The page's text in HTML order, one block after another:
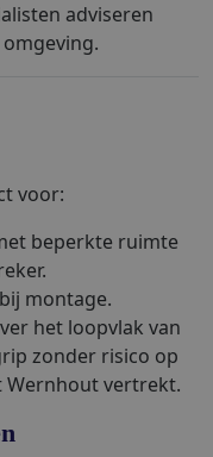
adviseren
voor:
beperkte ruimte
montage.
het loopvlak van
zonder risico op
Wernhout vertrekt.